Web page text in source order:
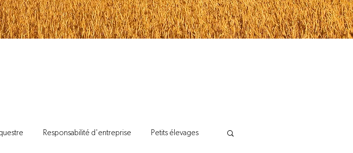
Responsabilité d'entreprise Petits élevages